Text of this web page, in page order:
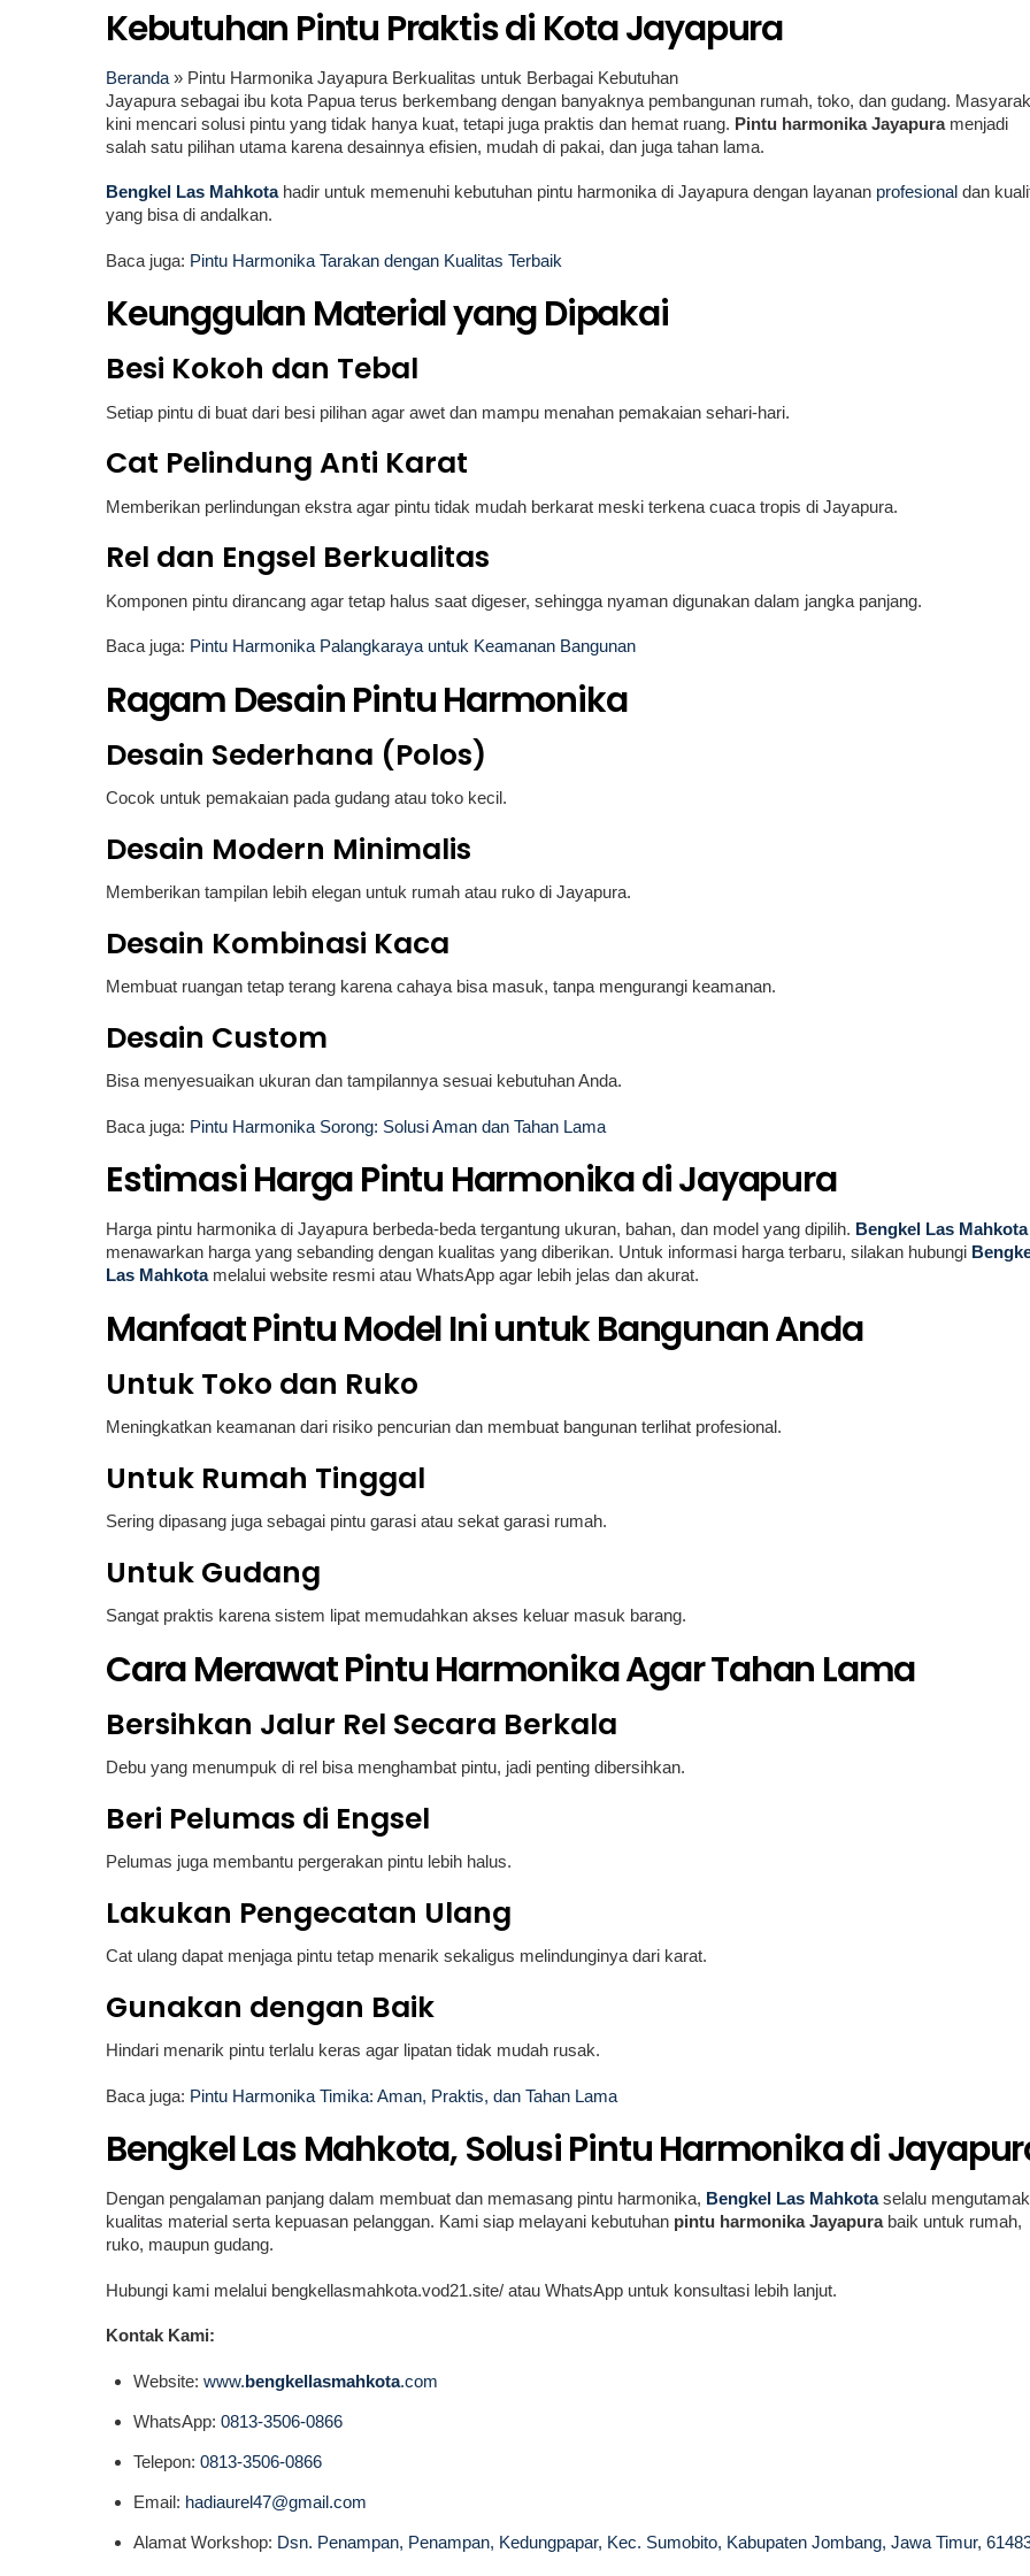
Kebutuhan Pintu Praktis di Kota Jayapura
Beranda » Pintu Harmonika Jayapura Berkualitas untuk Berbagai Kebutuhan
Jayapura sebagai ibu kota Papua terus berkembang dengan banyaknya pembangunan rumah, toko, dan gudang.
kini mencari solusi pintu yang tidak hanya kuat, tetapi juga praktis dan hemat ruang. Pintu harmonika Jayapuramenjadi
salah satu pilihan utama karena desainnya efisien, mudah di pakai, dan juga tahan lama.
Bengkel Las Mahkotahadir untuk memenuhi kebutuhan pintu harmonika di Jayapura dengan layanan profesional dan
yang bisa di andalkan.
Baca juga: Pintu Harmonika Tarakan dengan Kualitas Terbaik
Keunggulan Material yang Dipakai
Besi Kokoh dan Tebal
Setiap pintu di buat dari besi pilihan agar awet dan mampu menahan pemakaian sehari-hari.
Cat Pelindung Anti Karat
Memberikan perlindungan ekstra agar pintu tidak mudah berkarat meski terkena cuaca tropis di Jayapura.
Rel dan Engsel Berkualitas
Komponen pintu dirancang agar tetap halus saat digeser, sehingga nyaman digunakan dalam jangka panjang.
Baca juga: Pintu Harmonika Palangkaraya untuk Keamanan Bangunan
Ragam Desain Pintu Harmonika
Desain Sederhana (Polos)
Cocok untuk pemakaian pada gudang atau toko kecil.
Desain Modern Minimalis
Memberikan tampilan lebih elegan untuk rumah atau ruko di Jayapura.
Desain Kombinasi Kaca
Membuat ruangan tetap terang karena cahaya bisa masuk, tanpa mengurangi keamanan.
Desain Custom
Bisa menyesuaikan ukuran dan tampilannya sesuai kebutuhan Anda.
Baca juga: Pintu Harmonika Sorong: Solusi Aman dan Tahan Lama
Estimasi Harga Pintu Harmonika di Jayapura
Harga pintu harmonika di Jayapura berbeda-beda tergantung ukuran, bahan, dan model yang dipilih. Bengkel Las Mahkota
menawarkan harga yang sebanding dengan kualitas yang diberikan. Untuk informasi harga terbaru, silakan hubungi
Las Mahkotamelalui website resmi atau WhatsApp agar lebih jelas dan akurat.
Manfaat Pintu Model Ini untuk Bangunan Anda
Untuk Toko dan Ruko
Meningkatkan keamanan dari risiko pencurian dan membuat bangunan terlihat profesional.
Untuk Rumah Tinggal
Sering dipasang juga sebagai pintu garasi atau sekat garasi rumah.
Untuk Gudang
Sangat praktis karena sistem lipat memudahkan akses keluar masuk barang.
Cara Merawat Pintu Harmonika Agar Tahan Lama
Bersihkan Jalur Rel Secara Berkala
Debu yang menumpuk di rel bisa menghambat pintu, jadi penting dibersihkan.
Beri Pelumas di Engsel
Pelumas juga membantu pergerakan pintu lebih halus.
Lakukan Pengecatan Ulang
Cat ulang dapat menjaga pintu tetap menarik sekaligus melindunginya dari karat.
Gunakan dengan Baik
Hindari menarik pintu terlalu keras agar lipatan tidak mudah rusak.
Baca juga: Pintu Harmonika Timika: Aman, Praktis, dan Tahan Lama
Bengkel Las Mahkota, Solusi Pintu Harmonika di
Dengan pengalaman panjang dalam membuat dan memasang pintu harmonika, Bengkel Las Mahkotaselalu
kualitas material serta kepuasan pelanggan. Kami siap melayani kebutuhan pintu harmonika Jayapurabaik untuk rumah,
ruko, maupun gudang.
Hubungi kami melalui bengkellasmahkota.vod21.site/ atau WhatsApp untuk konsultasi lebih lanjut.
Kontak Kami:
Website: www.bengkellasmahkota.com
WhatsApp: 0813-3506-0866
Telepon: 0813-3506-0866
Email: hadiaurel47@gmail.com
Alamat Workshop: Dsn. Penampan, Penampan, Kedungpapar, Kec. Sumobito, Kabupaten Jombang, Jawa Timur,